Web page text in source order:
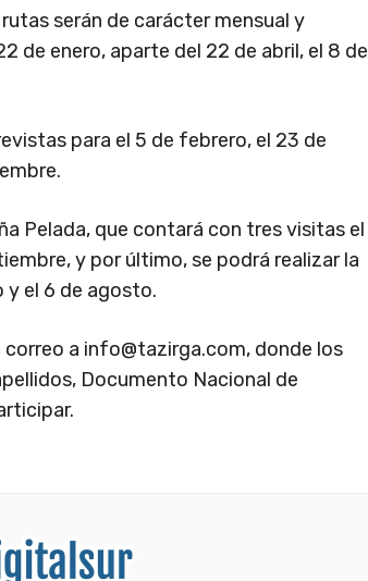
serán de carácter mensual y
de enero, aparte del 22 de abril, el 8 de
para el 5 de febrero, el 23 de
Pelada, que contará con tres visitas el
y por último, se podrá realizar la
y el 6 de agosto.
correo a info@tazirga.com, donde los
Documento Nacional de